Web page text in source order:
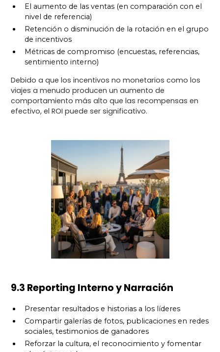
El aumento de las ventas (en comparación con el
nivel de referencia)
Retención o disminución de la rotación en el grupo
de incentivos
Métricas de compromiso (encuestas, referencias,
sentimiento interno)
Debido a que los incentivos no monetarios como los
viajes a menudo producen un aumento de
comportamiento más alto que las recompensas en
efectivo, el ROI puede ser significativo.
9.3 Reporting Interno y Narración
Presentar resultados e historias a los líderes
Compartir galerías de fotos, publicaciones en redes
sociales, testimonios de ganadores
Reforzar la cultura, el reconocimiento y fomentar